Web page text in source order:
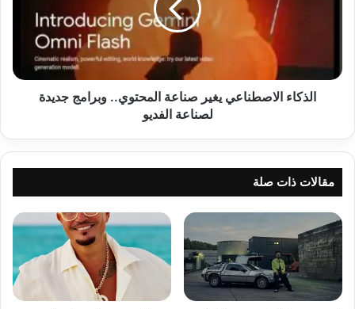
الفديو
الذكاء الاصطناعي يغير صناعة المحتوي.. وبرامج جديدة
لصناعة الفديو
مقالات ذات صلة